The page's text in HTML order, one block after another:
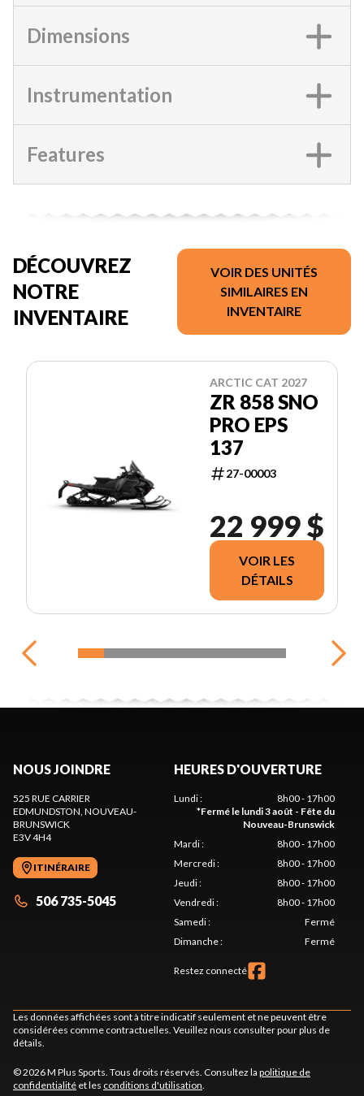
Dimensions
Instrumentation
Features
DÉCOUVREZ
NOTRE
INVENTAIRE
VOIR DES UNITÉS
SIMILAIRES EN
INVENTAIRE
ARCTIC CAT 2027
ZR 858 SNO
PRO EPS
137
27-00003
22 999 $
VOIR LES
DÉTAILS
NOUS JOINDRE
525 RUE CARRIER
EDMUNDSTON , NOUVEAU-
BRUNSWICK
E3V 4H4
ITINÉRAIRE
506 735-5045
HEURES D'OUVERTURE
Lundi:
8h00 - 17h00
*Fermé le lundi 3 août - Fête du
Nouveau-Brunswick
Mardi:
8h00 - 17h00
Mercredi:
8h00 - 17h00
Jeudi:
8h00 - 17h00
Vendredi:
8h00 - 17h00
Samedi:
Fermé
Dimanche: Fermé
Restez connecté
Les données affichées sont à titre indicatif seulement et ne peuvent être
considérées comme contractuelles. Veuillez nous consulter pour plus de
détails.
© 2026 M Plus Sports. Tous droits réservés. Consultez la politique de
confidentialité et les conditions d'utilisation